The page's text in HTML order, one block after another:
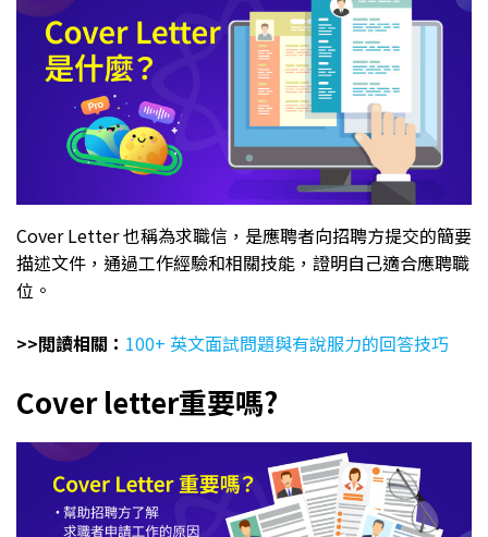
Cover Letter 也稱為求職信，是應聘者向招聘方提交的簡要
描述文件，通過工作經驗和相關技能，證明自己適合應聘職
位。
>>閲讀相關： 100+ 英文面試問題與有說服力的回答技巧
Cover letter重要嗎?